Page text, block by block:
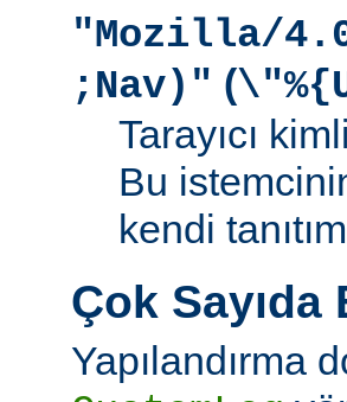
"Mozilla/
;Nav)" (
Tarayıcı
Bu
kendi
Çok
Yapılandırma